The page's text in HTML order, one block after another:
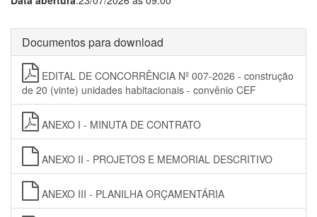
Documentos para download
EDITAL DE CONCORRÊNCIA Nº 007-2026 - construção
de 20 (vinte) unidades habitacionais - convênio CEF
ANEXO I - MINUTA DE CONTRATO
ANEXO II - PROJETOS E MEMORIAL DESCRITIVO
ANEXO III - PLANILHA ORÇAMENTÁRIA